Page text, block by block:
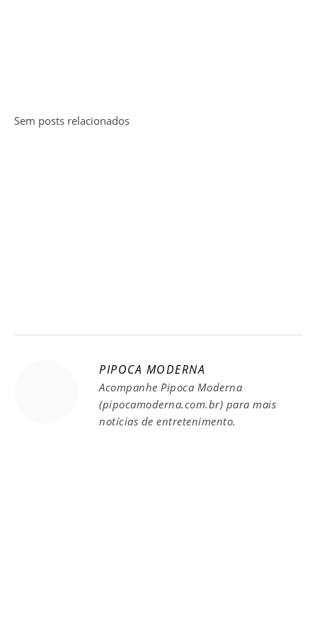
Sem posts relacionados
PIPOCA MODERNA
Acompanhe Pipoca Moderna
(pipocamoderna.com.br) para mais
notícias de entretenimento.